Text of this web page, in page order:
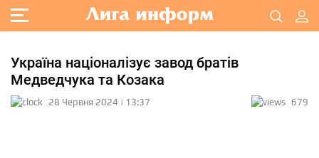
Україна націоналізує завод братів
Медведчука та Козака
28 Червня 2024 | 13:37 679